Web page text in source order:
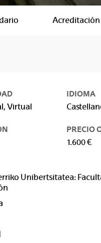
Acreditación
Virtual
IDIOMA
PRECIO
1.600 €
Unibertsitatea: